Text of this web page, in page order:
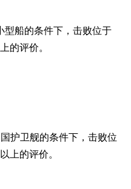
型船的条件下，击败位于
的评价。
护卫舰的条件下，击败位
上的评价。